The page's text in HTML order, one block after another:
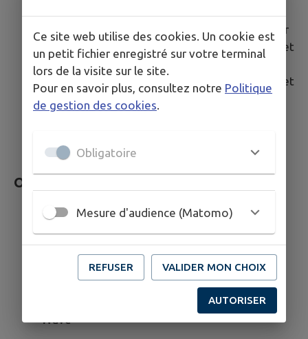
Sur ordinateur MacOS avec Safari et VoiceOver
Sur ordinateur Windows avec Microsoft Edge et
JAWS
Sur ordinateur Windows avec Microsoft Edge et
NVDA
Sur mobile iOS avec Safari et VoiceOver
Talkback
Outils pour évaluer l’accessibilité
Web Developer Toolbar
Colour Contrast Analyser
WCAG Contrast checker
Inspecteur de composants
Ce site web utilise des cookies. Un cookie est
un petit fichier enregistré sur votre terminal
lors de la visite sur le site.
Pour en savoir plus, consultez notre Politique
de gestion des cookies.
Obligatoire
Mesure d'audience (Matomo)
REFUSER VALIDER MON CHOIX
AUTORISER